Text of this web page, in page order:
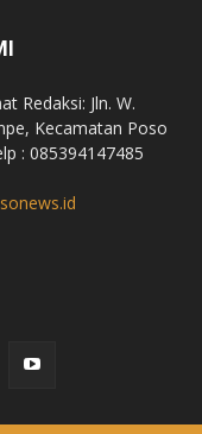
Redaksi: Jln. W.
Kecamatan Poso
: 085394147485